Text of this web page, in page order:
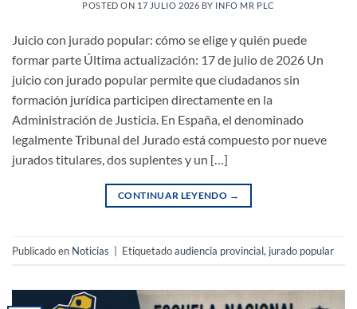
POSTED ON 17 JULIO 2026 BY INFO MR PLC
Juicio con jurado popular: cómo se elige y quién puede
formar parte Última actualización: 17 de julio de 2026 Un
juicio con jurado popular permite que ciudadanos sin
formación jurídica participen directamente en la
Administración de Justicia. En España, el denominado
legalmente Tribunal del Jurado está compuesto por nueve
jurados titulares, dos suplentes y un […]
CONTINUAR LEYENDO →
Publicado en Noticias Etiquetadoaudiencia provincial, jurado popular